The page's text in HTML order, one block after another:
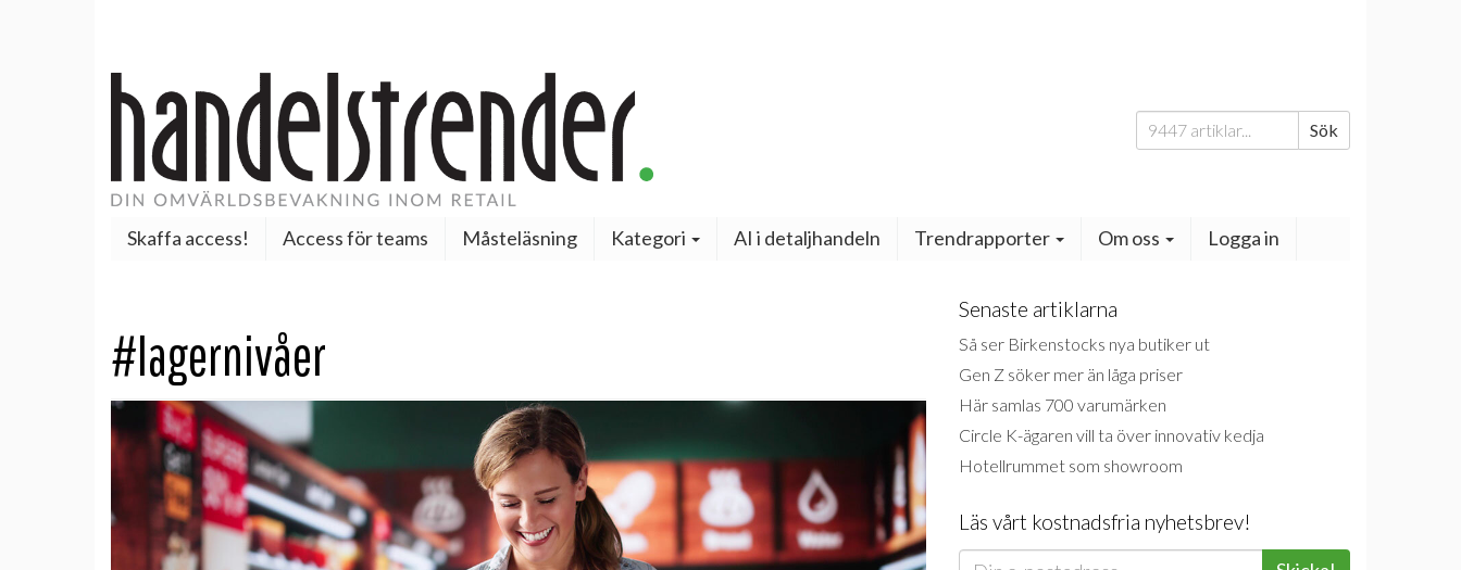
Sök
efter:
Sök
Skaffa access! Access för teams Måsteläsning Kategori AI i detaljhandeln Trendrapporter Om oss Logga in
#lagernivåer
Senaste artiklarna
Så ser Birkenstocks nya butiker ut
Gen Z söker mer än låga priser
Här samlas 700 varumärken
Circle K-ägaren vill ta över innovativ kedja
Hotellrummet som showroom
Läs vårt kostnadsfria nyhetsbrev!